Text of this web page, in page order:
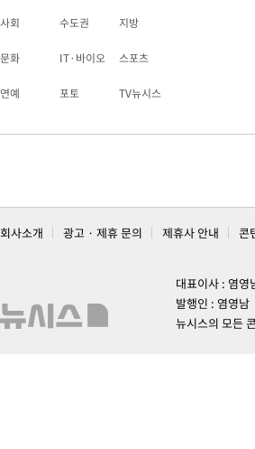
사회 수도권 지방
문화 IT·바이오 스포츠
연예 포토 TV뉴시스
회사소개 광고 · 제휴 문의 제휴사 안내 콘
대표이사 : 염영
발행인 : 염영남
뉴시스의 모든